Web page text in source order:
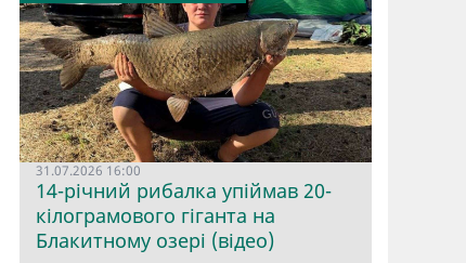
31.07.2026 16:00
14-річний рибалка упіймав 20-
кілограмового гіганта на
Блакитному озері (відео)